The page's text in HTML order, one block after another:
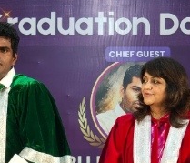
அஞ்சமாட்டோம் – இந்தியா
அக்.16 வரை விண்ணப்பிக்கலாம்
உயர்வு